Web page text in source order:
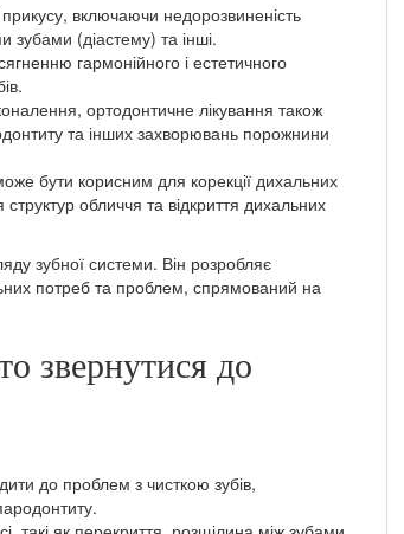
включаючи недорозвиненість
зубами (діастему) та інші.
гармонійного і естетичного
ортодонтичне лікування також
та інших захворювань порожнини
бути корисним для корекції дихальних
обличчя та відкриття дихальних
зубної системи. Він розробляє
потреб та проблем, спрямований на
звернутися до
до проблем з чисткою зубів,